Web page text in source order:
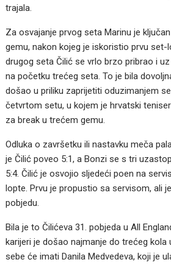
trajala.
Za osvajanje prvog seta Marinu je
gemu, nakon kojeg je iskoristio prvu set-
drugog seta Čilić se vrlo brzo pribrao i
na početku trećeg seta. To je bila
došao u priliku zaprijetiti oduzimanjem
četvrtom setu, u kojem je hrvatski
za break u trećem gemu.
Odluka o završetku ili nastavku meča
je Čilić poveo 5:1, a Bonzi se s tri
5:4. Čilić je osvojio sljedeći poen na
lopte. Prvu je propustio sa servisom, ali
pobjedu.
Bila je to Čilićeva 31. pobjeda u All
karijeri je došao najmanje do trećeg kola
sebe će imati Danila Medvedeva, koji je